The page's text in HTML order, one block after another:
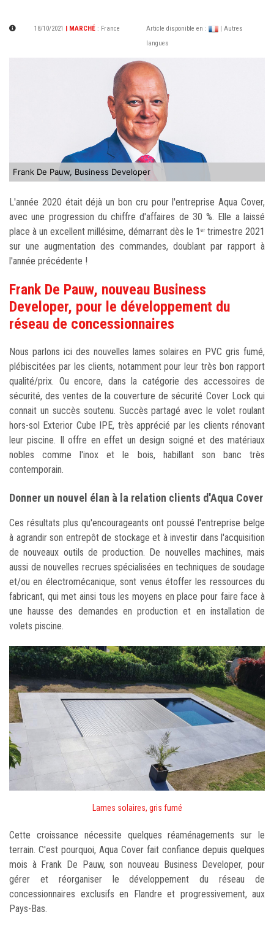
18/10/2021 | MARCHÉ : France Article disponible en :
| Autres
langues
Frank De Pauw, Business Developer
L'année 2020 était déjà un bon cru pour l'entreprise Aqua Cover,
avec une progression du chiffre d'affaires de 30 %. Elle a laissé
place à un excellent millésime, démarrant dès le 1 ertrimestre 2021
sur une augmentation des commandes, doublant par rapport à
l'année précédente !
Frank De Pauw, nouveau Business
Developer, pour le développement du
réseau de concessionnaires
Nous parlons ici des nouvelles lames solaires en PVC gris fumé,
plébiscitées par les clients, notamment pour leur très bon rapport
qualité/prix. Ou encore, dans la catégorie des accessoires de
sécurité, des ventes de la couverture de sécurité Cover Lock qui
connait un succès soutenu. Succès partagé avec le volet roulant
hors-sol Exterior Cube IPE, très apprécié par les clients rénovant
leur piscine. Il offre en effet un design soigné et des matériaux
nobles comme l'inox et le bois, habillant son banc très
contemporain.
Donner un nouvel élan à la relation clients d'Aqua Cover
Ces résultats plus qu'encourageants ont poussé l'entreprise belge
à agrandir son entrepôt de stockage et à investir dans l'acquisition
de nouveaux outils de production. De nouvelles machines, mais
aussi de nouvelles recrues spécialisées en techniques de soudage
et/ou en électromécanique, sont venus étoffer les ressources du
fabricant, qui met ainsi tous les moyens en place pour faire face à
une hausse des demandes en production et en installation de
volets piscine.
Lames solaires, gris fumé
Cette croissance nécessite quelques réaménagements sur le
terrain. C'est pourquoi, Aqua Cover fait confiance depuis quelques
mois à Frank De Pauw, son nouveau Business Developer, pour
gérer et réorganiser le développement du réseau de
concessionnaires exclusifs en Flandre et progressivement, aux
Pays-Bas.